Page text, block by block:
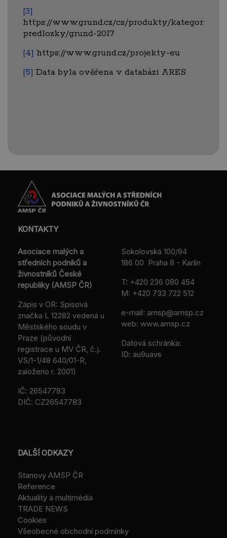
[3]
https://www.grund.cz/cs/produkty/kategorie/
predlozky/grund-2017
[4] https://www.grund.cz/projekty-eu
[5] Data byla ověřena v databázi ARES
KONTAKTY
Asociace malých a
středních podniků a
živnostníků České
republiky (AMSP ČR)
Zápis v OR: Spisová
značka L 12282 vedená u
Městského soudu v
Praze (původní
registrace u MV ČR, č.j.
VS/1-1/48 640/01-R,
založeno r. 2001)
IČ: 26547783
DIČ: CZ26547783
Sokolovská 100/94
186 00 Praha 8 - Karlín
T: +420 236 080 454
M: +420 733 722 512
e-mail: amsp@amsp.cz
web: www.amsp.cz
Datová schránka:
ID: au9uavs
DALŠÍ ODKAZY
Stanovy AMSP ČR
Reference
Aktuality a multimédia
TRADE NEWS
Cookies
Všeobecné obchodní podmínky